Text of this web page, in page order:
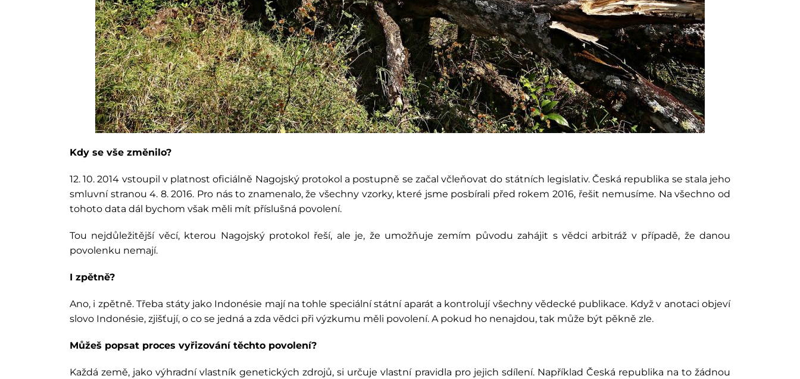
Kdy se vše změnilo?
12. 10. 2014 vstoupil v platnost oficiálně Nagojský protokol a postupně se začal včleňovat do státních legislativ. Česká republika se stala jeho
smluvní stranou 4. 8. 2016. Pro nás to znamenalo, že všechny vzorky, které jsme posbírali před rokem 2016, řešit nemusíme. Na všechno od
tohoto data dál bychom však měli mít příslušná povolení.
Tou nejdůležitější věcí, kterou Nagojský protokol řeší, ale je, že umožňuje zemím původu zahájit s vědci arbitráž v případě, že danou
povolenku nemají.
I zpětně?
Ano, i zpětně. Třeba státy jako Indonésie mají na tohle speciální státní aparát a kontrolují všechny vědecké publikace. Když v anotaci objeví
slovo Indonésie, zjišťují, o co se jedná a zda vědci při výzkumu měli povolení. A pokud ho nenajdou, tak může být pěkně zle.
Můžeš popsat proces vyřizování těchto povolení?
Každá země, jako výhradní vlastník genetických zdrojů, si určuje vlastní pravidla pro jejich sdílení. Například Česká republika na to žádnou